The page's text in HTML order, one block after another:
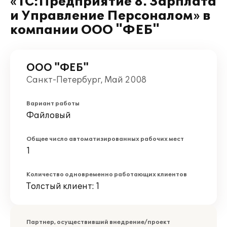
и Управление Персоналом» в
компании ООО "ФЕБ"
ООО "ФЕБ"
Санкт-Петербург, Май 2008
Вариант работы
Файловый
Общее число автоматизированных рабочих мест
1
Количество одновременно работающих клиентов
Толстый клиент: 1
Партнер, осуществивший внедрение/проект